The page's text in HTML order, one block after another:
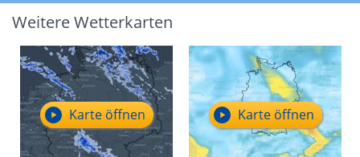
Weitere Wetterkarten
Karte öffnen Karte öffnen